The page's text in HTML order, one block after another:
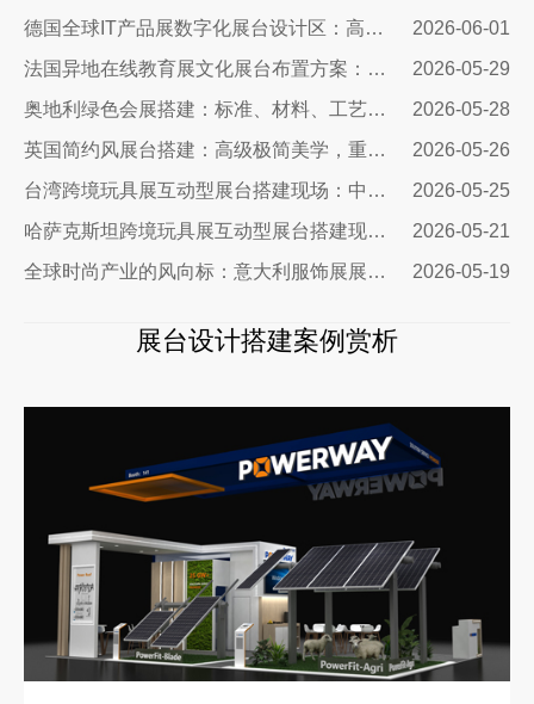
德国全球IT产品展数字化展台设计区：高端科技展台搭建核心方案
2026-06-01
法国异地在线教育展文化展台布置方案：兼顾品牌质感与引流转化
2026-05-29
奥地利绿色会展搭建：标准、材料、工艺与落地全解
2026-05-28
英国简约风展台搭建：高级极简美学，重塑国际展会品牌展示质感
2026-05-26
台湾跨境玩具展互动型展台搭建现场：中励展览设计搭建公司
2026-05-25
哈萨克斯坦跨境玩具展互动型展台搭建现场｜从图纸到落地，打造中亚流量标杆展台
2026-05-21
全球时尚产业的风向标：意大利服饰展展台设计公司
2026-05-19
展台设计搭建案例赏析